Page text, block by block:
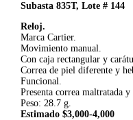
Subasta 835T, Lote # 144
Reloj.
Marca Cartier.
Movimiento manual.
Con caja rectangular y
Correa de piel diferente y
Funcional.
Presenta correa maltratada
Peso: 28.7 g.
Estimado $3,000-4,000